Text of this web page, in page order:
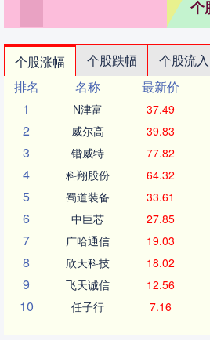
个
个股涨幅 个股跌幅 个股流入
排名
名称 最新价
1
N津富 37.49
2 威尔高 39.83
3 锴威特 77.82
4 科翔股份 64.32
5 蜀道装备 33.61
6 中巨芯 27.85
7 广哈通信 19.03
8 欣天科技 18.02
9 飞天诚信 12.56
10 任子行 7.16